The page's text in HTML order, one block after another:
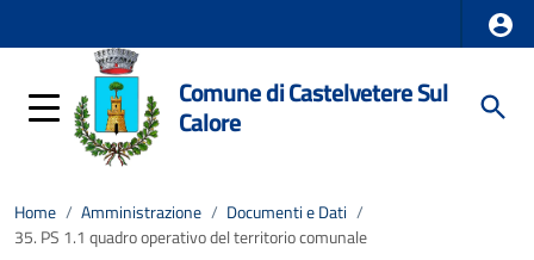
Comune di Castelvetere Sul
Calore
Home / Amministrazione / Documenti e Dati /
35. PS 1.1 quadro operativo del territorio comunale